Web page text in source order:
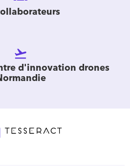
flight_takeoff
d'innovation drones